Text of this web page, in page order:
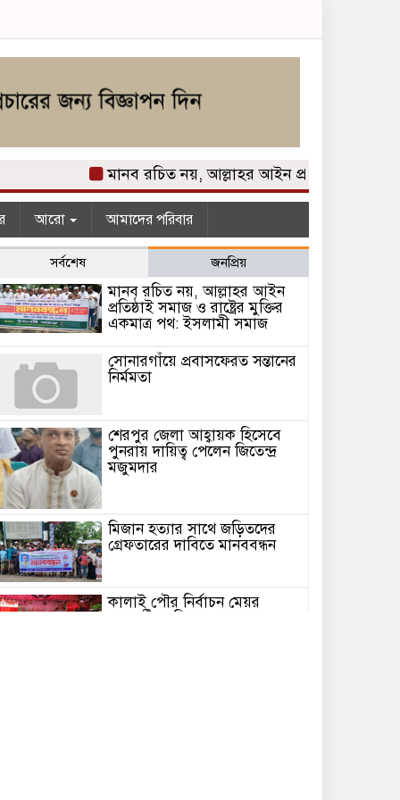
মানব রচিত নয়, আল্লাহর আইন প্রতিষ্ঠাই সমাজ ও
আরো আমাদের পরিবার
সর্বশেষ জনপ্রিয়
মানব রচিত নয়, আল্লাহর আইন
প্রতিষ্ঠাই সমাজ ও রাষ্ট্রের মুক্তির
একমাত্র পথ: ইসলামী সমাজ
সোনারগাঁয়ে প্রবাসফেরত সন্তানের
নির্মমতা
শেরপুর জেলা আহ্বায়ক হিসেবে
পুনরায় দায়িত্ব পেলেন জিতেন্দ্র
মজুমদার
মিজান হত্যার সাথে জড়িতদের
গ্রেফতারের দাবিতে মানববন্ধন
কালাই পৌর নির্বাচন মেয়র
পদপ্রার্থী আনিসুর রহমান